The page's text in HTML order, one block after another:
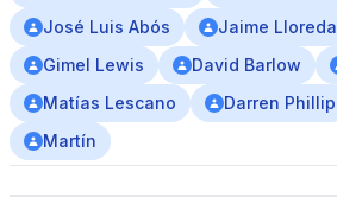
José Luis Abós
Jaime Lloreda
Gimel Lewis
David Barlow
Matías Lescano
Darren Phillip
Martín